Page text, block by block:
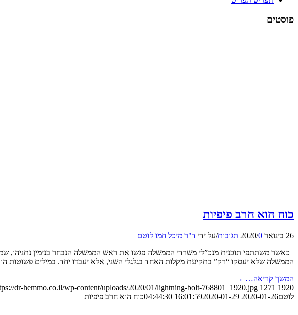
פוסטים
כוח הוא חרב פיפיות
26 בינואר 2020 /0 תגובות /על ידי ד"ר מיכל חמו לוטם
כאשר משתתפי תוכנית מנכ”לי משרדי הממשלה פגשו את ראש הממשלה הנבחר בנימין
הממשלה שלא יעסקו “רק” בתקיעת מקלות האחד בגלגלי השני, אלא יעבדו יחד. במילים פשוטות
המשך קריאה… →
dr-hemmo.co.il/wp-content/uploads/2020/01/lightning-bolt-768801_1920.jpg 1271 1920
לוטם2020-01-26 16:01:59
2020-01-29 04:44:30 כוח הוא חרב פיפיות